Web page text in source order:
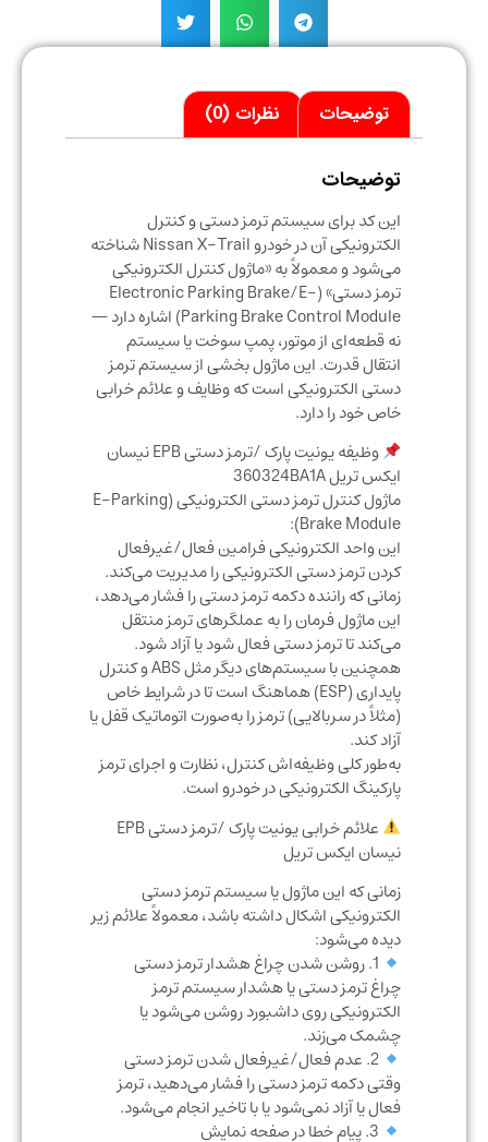
توضیحات نظرات (0)
توضیحات
این کد برای سیستم ترمز دستی و کنترل
الکترونیکی آن در خودرو Nissan X‑Trail شناخته
می‌شود و معمولاً به «ماژول کنترل الکترونیکی
ترمز دستی» (Electronic Parking Brake/E-
Parking Brake Control Module) اشاره دارد —
نه قطعه‌ای از موتور، پمپ سوخت یا سیستم
انتقال قدرت. این ماژول بخشی از سیستم ترمز
دستی الکترونیکی است که وظایف و علائم خرابی
خاص خود را دارد.
وظیفه یونیت پارک /ترمز دستی EPB نیسان
ایکس تریل 360324BA1A
ماژول کنترل ترمز دستی الکترونیکی (E-Parking
Brake Module):
این واحد الکترونیکی فرامین فعال/غیرفعال
کردن ترمز دستی الکترونیکی را مدیریت می‌کند.
زمانی که راننده دکمه ترمز دستی را فشار می‌دهد،
این ماژول فرمان را به عملگرهای ترمز منتقل
می‌کند تا ترمز دستی فعال شود یا آزاد شود.
همچنین با سیستم‌های دیگر مثل ABS و کنترل
پایداری (ESP) هماهنگ است تا در شرایط خاص
(مثلاً در سربالایی) ترمز را به‌صورت اتوماتیک قفل یا
آزاد کند.
به‌طور کلی وظیفه‌اش کنترل، نظارت و اجرای ترمز
پارکینگ الکترونیکی در خودرو است.
علائم خرابی یونیت پارک /ترمز دستی EPB
نیسان ایکس تریل
زمانی که این ماژول یا سیستم ترمز دستی
الکترونیکی اشکال داشته باشد، معمولاً علائم زیر
دیده می‌شود:
چراغ ترمز دستی یا هشدار سیستم ترمز
الکترونیکی روی داشبورد روشن می‌شود یا
چشمک می‌زند.
وقتی دکمه ترمز دستی را فشار می‌دهید، ترمز
فعال یا آزاد نمی‌شود یا با تاخیر انجام می‌شود.